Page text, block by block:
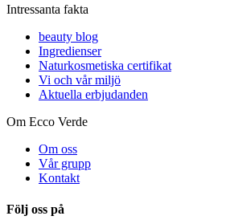
Intressanta fakta
beauty blog
Ingredienser
Naturkosmetiska certifikat
Vi och vår miljö
Aktuella erbjudanden
Om Ecco Verde
Om oss
Vår grupp
Kontakt
Följ oss på